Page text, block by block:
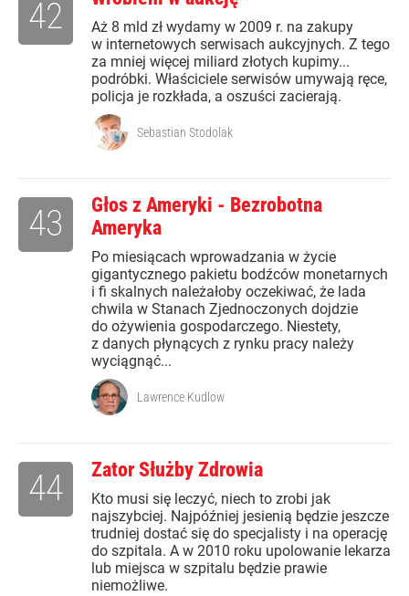
Aż 8 mld zł wydamy w 2009 r. na zakupy
w internetowych serwisach aukcyjnych. Z tego
za mniej więcej miliard złotych kupimy...
podróbki. Właściciele serwisów umywają ręce,
policja je rozkłada, a oszuści zacierają.
42
Sebastian Stodolak
Głos z Ameryki - Bezrobotna
Ameryka
Po miesiącach wprowadzania w życie
gigantycznego pakietu bodźców monetarnych
i fi skalnych należałoby oczekiwać, że lada
chwila w Stanach Zjednoczonych dojdzie
do ożywienia gospodarczego. Niestety,
z danych płynących z rynku pracy należy
wyciągnąć...
43
Lawrence Kudlow
Zator Służby Zdrowia
Kto musi się leczyć, niech to zrobi jak
najszybciej. Najpóźniej jesienią będzie jeszcze
trudniej dostać się do specjalisty i na operację
do szpitala. A w 2010 roku upolowanie lekarza
lub miejsca w szpitalu będzie prawie
niemożliwe.
44